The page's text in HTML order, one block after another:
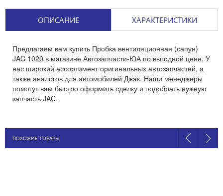
ОПИСАНИЕ ХАРАКТЕРИСТИКИ
Предлагаем вам купить Пробка вентиляционная (сапун)
JAC 1020 в магазине Автозапчасти-ЮА по выгодной цене. У
нас широкий ассортимент оригинальных автозапчастей, а
также аналогов для автомобилей Джак. Наши менеджеры
помогут вам быстро оформить сделку и подобрать нужную
запчасть JAC.
ПОХОЖИЕ ТОВАРЫ